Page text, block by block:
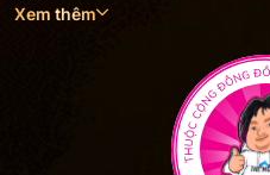
Xem thêm